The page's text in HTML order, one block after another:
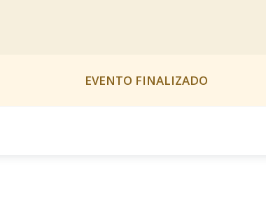
EVENTO FINALIZADO